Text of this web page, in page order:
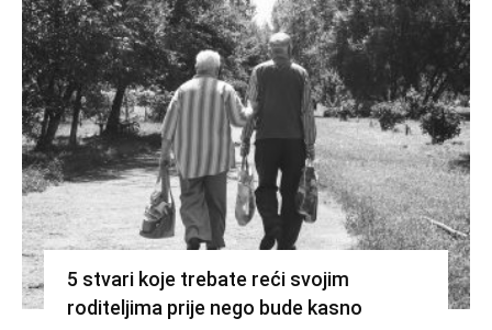
5 stvari koje trebate reći svojim
roditeljima prije nego bude kasno